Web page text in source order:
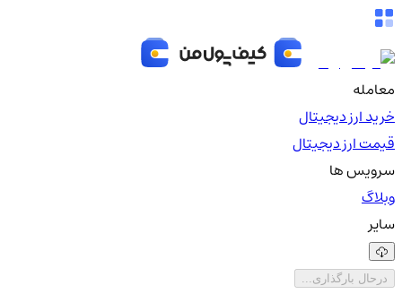
معامله
خرید ارز دیجیتال
قیمت ارز دیجیتال
سرویس ها
وبلاگ
سایر
درحال بارگذاری...